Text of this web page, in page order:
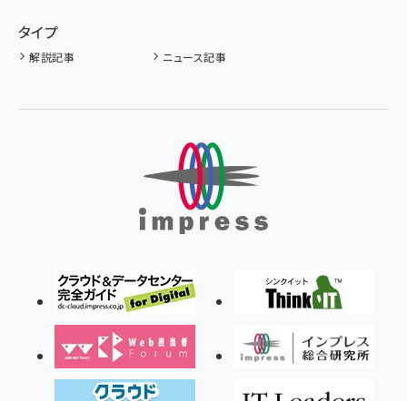
タイプ
解説記事 ニュース記事